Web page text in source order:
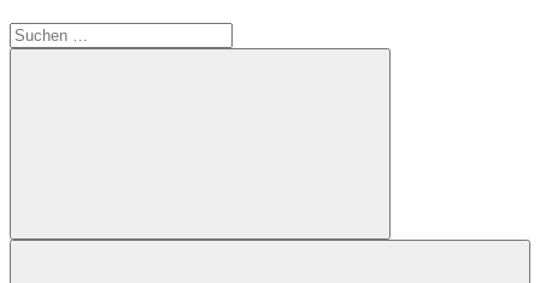
Suchen
nach:
Suchen